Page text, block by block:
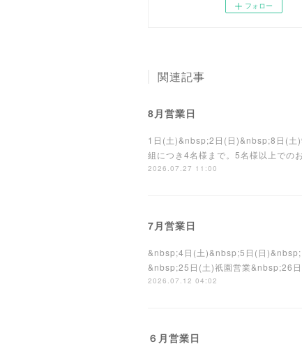
フォロー
関連記事
8月営業日
1日(土)&nbsp;2日(日)&nbsp;8日(
組につき4名様まで。5名様以上で
2026.07.27 11:00
7月営業日
&nbsp;4日(土)&nbsp;5日(日
&nbsp;25日(土)祇園営業&nbsp;26
2026.07.12 04:02
６月営業日